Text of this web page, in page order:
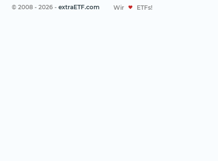
© 2008 - 2026 - extraETF.com Wir ETFs!